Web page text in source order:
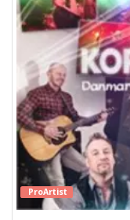
ProArtist